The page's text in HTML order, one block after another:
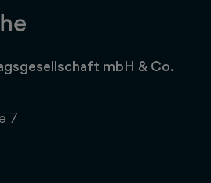
mbH & Co.
7